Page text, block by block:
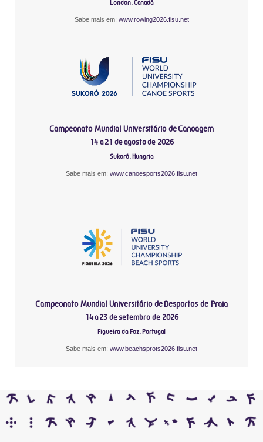
London, Canadá
Sabe mais em: www.rowing2026.fisu.net
-
Campeonato Mundial Universitário de Canoagem
14 a 21 de agosto de 2026
Sukoró, Hungria
Sabe mais em: www.canoesports2026.fisu.net
-
Campeonato Mundial Universitário de Desportos de Praia
14 a 23 de setembro de 2026
Figueira da Foz, Portugal
Sabe mais em: www.beachsprots2026.fisu.net